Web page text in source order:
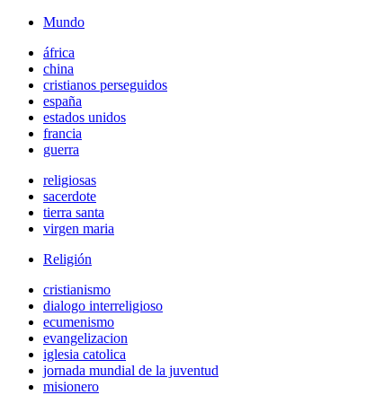
Mundo
áfrica
china
cristianos perseguidos
españa
estados unidos
francia
guerra
religiosas
sacerdote
tierra santa
virgen maria
Religión
cristianismo
dialogo interreligioso
ecumenismo
evangelizacion
iglesia catolica
jornada mundial de la juventud
misionero